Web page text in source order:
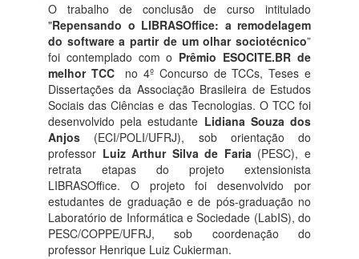
O trabalho de conclusão de curso intitulado
"Repensando o LIBRASOffice: a remodelagem
do software a partir de um olhar sociotécnico”
foi contemplado com o Prêmio ESOCITE.BR de
melhor TCCno 4º Concurso de TCCs, Teses e
Dissertações da Associação Brasileira de Estudos
Sociais das Ciências e das Tecnologias. O TCC foi
desenvolvido pela estudante Lidiana Souza dos
Anjos (ECI/POLI/UFRJ), sob orientação do
professor Luiz Arthur Silva de Faria(PESC), e
retrata etapas do projeto extensionista
LIBRASOffice. O projeto foi desenvolvido por
estudantes de graduação e de pós-graduação no
Laboratório de Informática e Sociedade (LabIS), do
PESC/COPPE/UFRJ, sob coordenação do
professor Henrique Luiz Cukierman.